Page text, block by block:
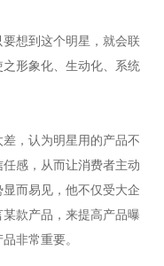
想到这个明星，就会联
形象化、生动化、系统
，认为明星用的产品不
感，从而让消费者主动
而易见，他不仅受大企
款产品，来提高产品曝
非常重要。